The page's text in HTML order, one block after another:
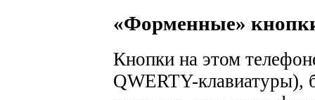
«Форменные»
Кнопки на этом
QWERTY-клавиатуры),